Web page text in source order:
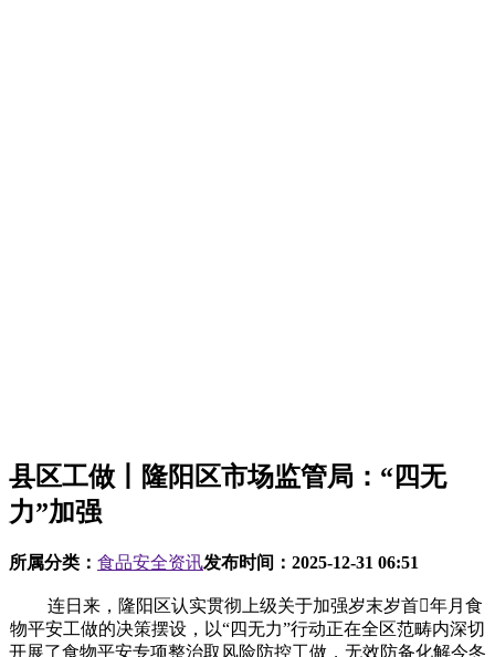
县区工做丨隆阳区市场监管局：“四无
力”加强
所属分类： 食品安全资讯发布时间： 2025-12-31 06:51
连日来，隆阳区认实贯彻上级关于加强岁末岁首年月食
物平安工做的决策摆设，以“四无力”行动正在全区范畴内深切
开展了食物平安专项整治取风险防控工做，无效防备化解今冬